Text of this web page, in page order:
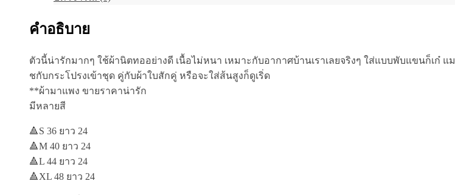
คำอธิบาย
ตัวนี้น่ารักมากๆ ใช้ผ้านิตทออย่างดี เนื้อไม่หนา เหมาะกับอากาศบ้านเราเลยจริงๆ ใส่แบบพับแขนก็เก๋ แม
ชกับกระโปรงเข้าชุด คู่กับผ้าใบสักคู่ หรือจะใส่ส้นสูงก็ดูเริ่ด
**ผ้ามาแพง ขายราคาน่ารัก
มีหลายสี
🔺S 36 ยาว 24
🔺M 40 ยาว 24
🔺L 44 ยาว 24
🔺XL 48 ยาว 24